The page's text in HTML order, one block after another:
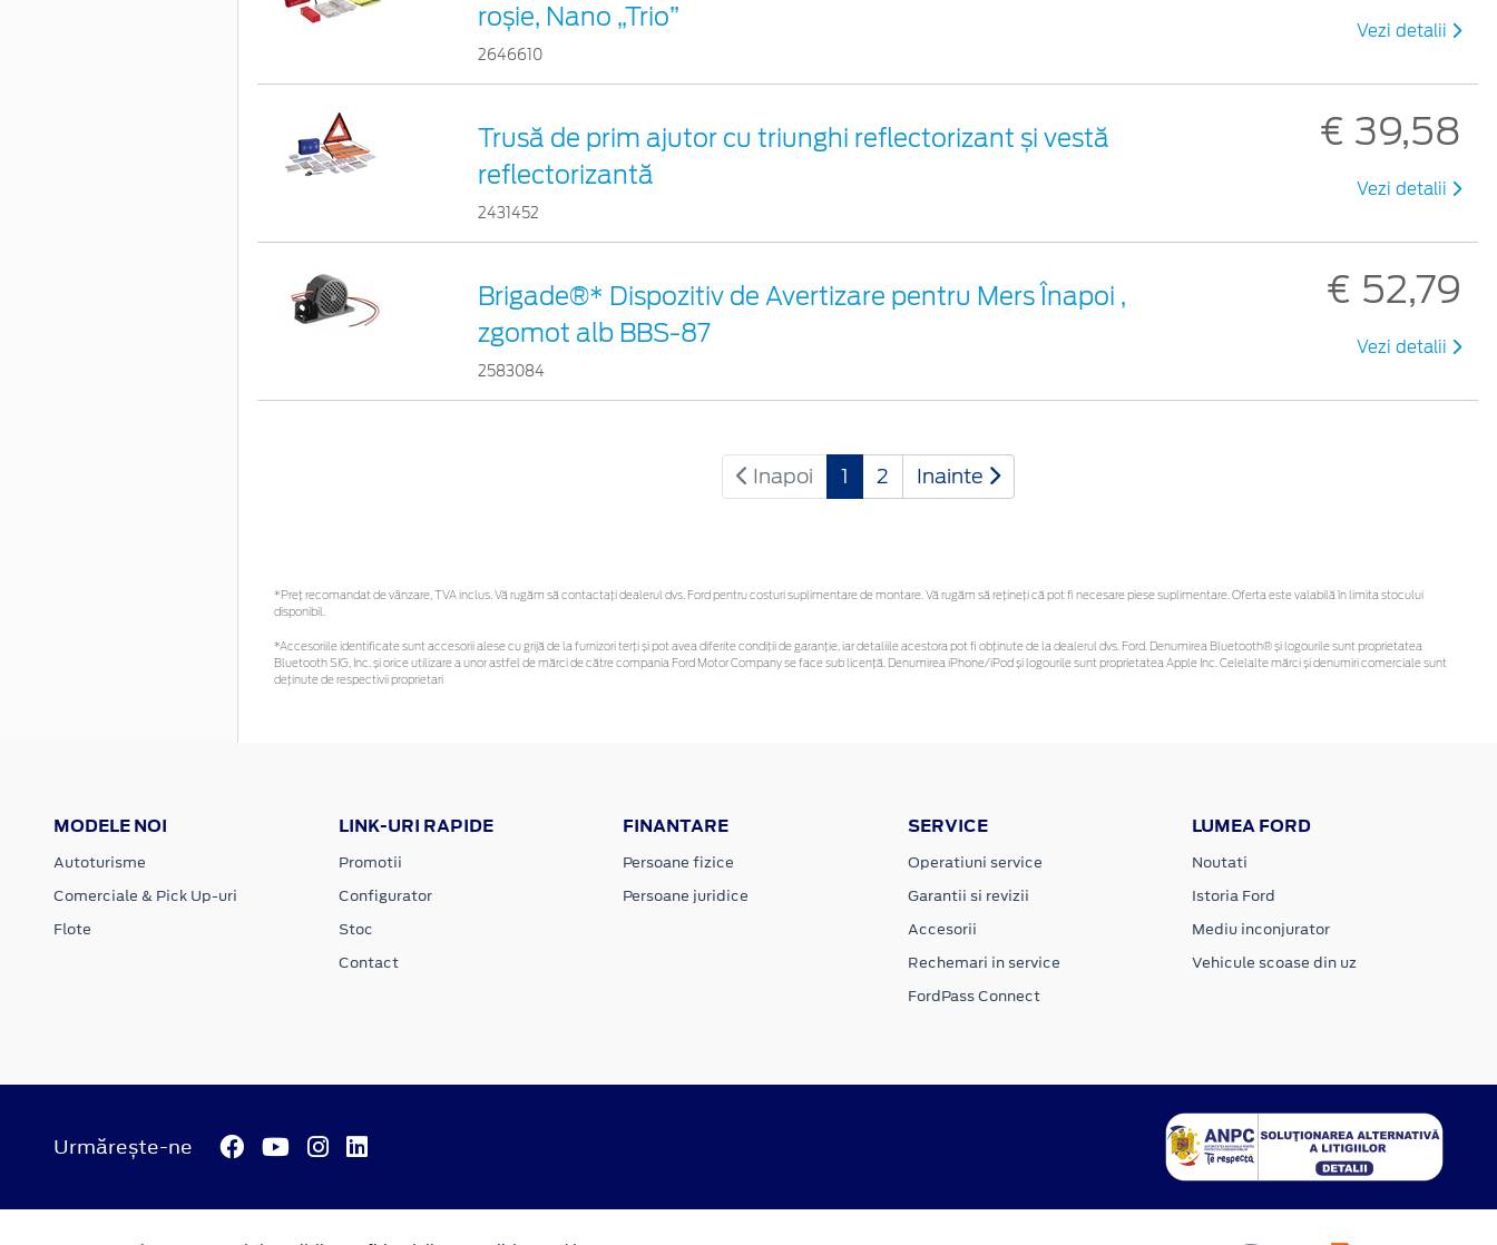
roșie, Nano „Trio”
2646610
Vezi detalii
Trusă de prim ajutor cu triunghi reflectorizant și vestă
reflectorizantă
2431452
€ 39,58
Vezi detalii
Brigade®* Dispozitiv de Avertizare pentru Mers Înapoi ,
zgomot alb BBS-87
2583084
€ 52,79
Vezi detalii
Inapoi 1 2 Inainte
*Preţ recomandat de vânzare, TVA inclus. Vă rugăm să contactaţi dealerul dvs. Ford pentru costuri suplimentare de montare. Vă rugăm să rețineți că pot fi necesare piese suplimentare. Oferta este valabilă în limita stocului
disponibil.
*Accesoriile identificate sunt accesorii alese cu grijă de la furnizori terți și pot avea diferite condiții de garanție, iar detaliile acestora pot fi obținute de la dealerul dvs. Ford. Denumirea Bluetooth® și logourile sunt proprietatea
Bluetooth SIG, Inc. și orice utilizare a unor astfel de mărci de către compania Ford Motor Company se face sub licență. Denumirea iPhone/iPod și logourile sunt proprietatea Apple Inc. Celelalte mărci și denumiri comerciale sunt
deținute de respectivii proprietari
MODELE NOI
Autoturisme
Comerciale & Pick Up-uri
Flote
LINK-URI RAPIDE
Promotii
Configurator
Stoc
Contact
FINANTARE
Persoane fizice
Persoane juridice
SERVICE
Operatiuni service
Garantii si revizii
Accesorii
Rechemari in service
FordPass Connect
LUMEA FORD
Noutati
Istoria Ford
Mediu inconjurator
Vehicule scoase din uz
Urmărește-ne